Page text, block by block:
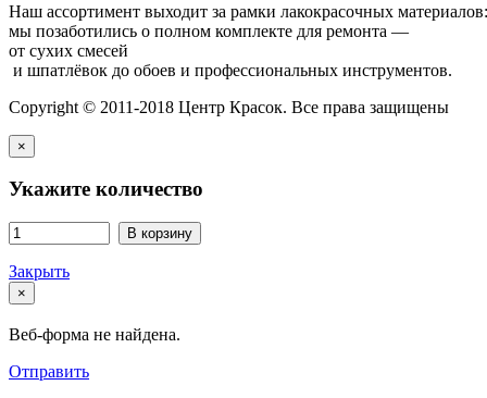
Наш ассортимент выходит за рамки лакокрасочных
мы позаботились о полном комплекте для ремонта —
от сухих смесей
и шпатлёвок до обоев и профессиональных инструментов.
Copyright © 2011-2018 Центр Красок. Все права защищены
×
Укажите количество
В корзину
Закрыть
×
Веб-форма не найдена.
Отправить